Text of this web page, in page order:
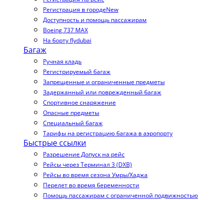
Регистрация в городеNew
Доступность и помощь пассажирам
Boeing 737 MAX
На борту flydubai
Багаж
Ручная кладь
Регистрируемый багаж
Запрещенные и ограниченные предметы
Задержанный или поврежденный багаж
Спортивное снаряжение
Опасные предметы
Специальный багаж
Тарифы на регистрацию багажа в аэропорту
Быстрые ссылки
Разрешение Допуск на рейс
Рейсы через Терминал 3 (DXB)
Рейсы во время сезона Умры/Хаджа
Перелет во время беременности
Помощь пассажирам с ограниченной подвижностью